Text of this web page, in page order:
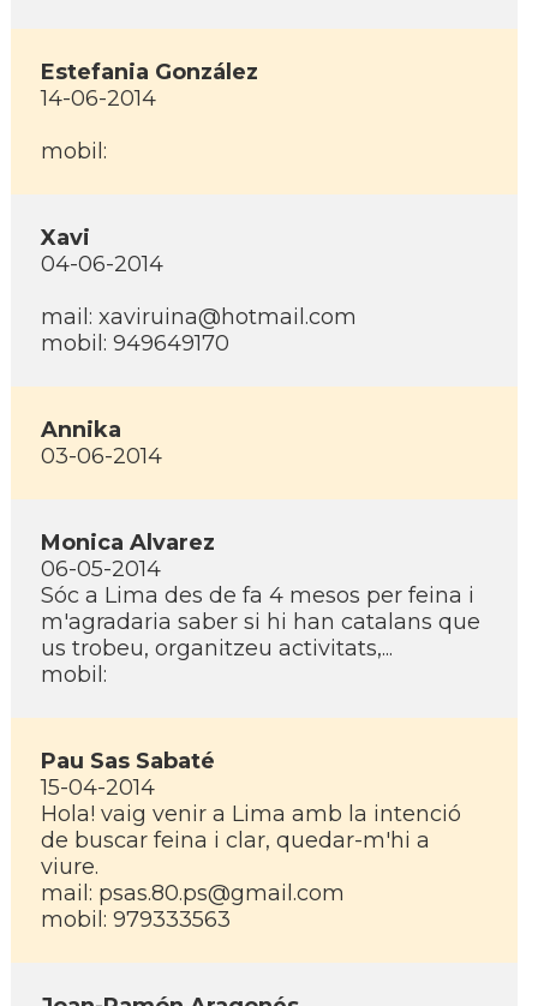
Estefania González
14-06-2014
mobil:
Xavi
04-06-2014
mail: xaviruina@hotmail.com
mobil: 949649170
Annika
03-06-2014
Monica Alvarez
06-05-2014
Sóc a Lima des de fa 4 mesos per feina i
m'agradaria saber si hi han catalans que
us trobeu, organitzeu activitats,...
mobil:
Pau Sas Sabaté
15-04-2014
Hola! vaig venir a Lima amb la intenció
de buscar feina i clar, quedar-m'hi a
viure.
mail: psas.80.ps@gmail.com
mobil: 979333563